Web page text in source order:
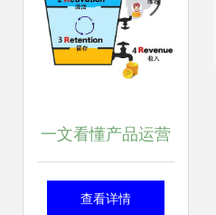
一文看懂产品运营
的分析方法
查看详情